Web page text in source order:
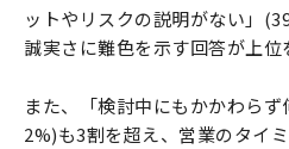
ットやリスクの説明がない」
誠実さに難色を示す回答が上位
また、「検討中にもかかわら
2%)も3割を超え、営業のタイ